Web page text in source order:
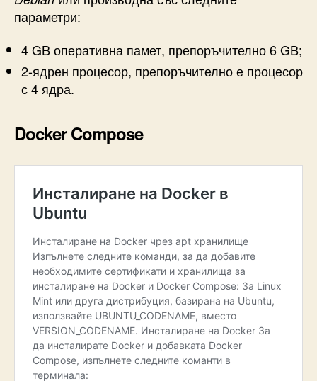
параметри:
4 GB оперативна памет, препоръчително 6 GB;
2-ядрен процесор, препоръчително е процесор
с 4 ядра.
Docker Compose